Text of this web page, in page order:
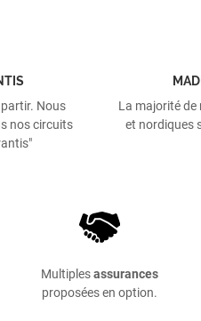
Nous
nos circuits
La majorité de
et nordiques
Multiplesassurances
proposées en option.